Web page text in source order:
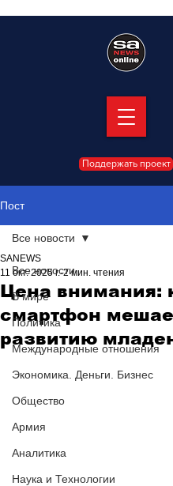
Поддержать проект
Пост
Все новости
В мире
Политика
Международные отношения
Экономика. Деньги. Бизнес
Общество
Армия
Аналитика
Наука и Технологии
Все новости
Цена внимания:
смартфон
развитию
SANEWS
11 окт. 2025 г. 2 мин. чтения